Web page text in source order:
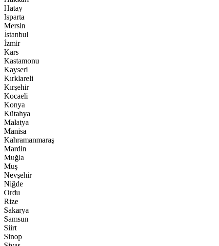
Hatay
Isparta
Mersin
İstanbul
İzmir
Kars
Kastamonu
Kayseri
Kırklareli
Kırşehir
Kocaeli
Konya
Kütahya
Malatya
Manisa
Kahramanmaraş
Mardin
Muğla
Muş
Nevşehir
Niğde
Ordu
Rize
Sakarya
Samsun
Siirt
Sinop